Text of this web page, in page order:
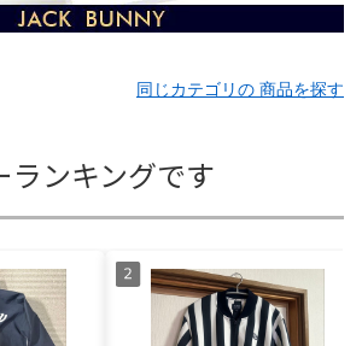
同じカテゴリの 商品を探す
ランキングです